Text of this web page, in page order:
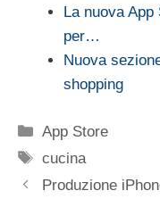
La nuova
per…
Nuova
shopping
Categorie
App Store
Tag
cucina
Produzione